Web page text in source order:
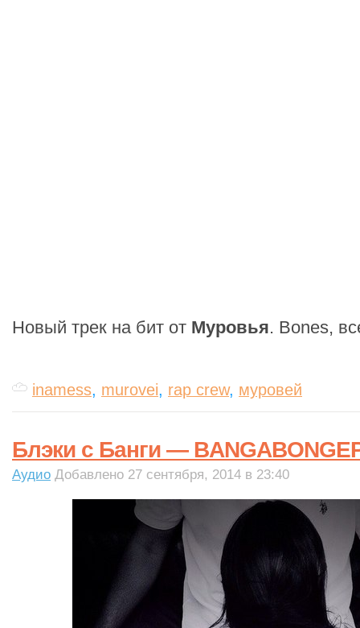
Новый трек на бит от Муровья. Bones,
inamess, murovei, rap crew, муровей
Блэки с Банги —
Аудио Добавлено 27 сентября, 2014 в 23:40